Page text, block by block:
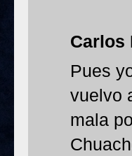
Carlos
Pues
vuelvo
mala